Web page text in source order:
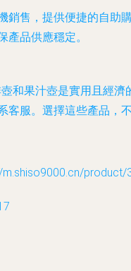
銷售，提供便捷的自助
產品供應穩定。
和果汁壺是實用且經
客服。選擇這些產品，
product/